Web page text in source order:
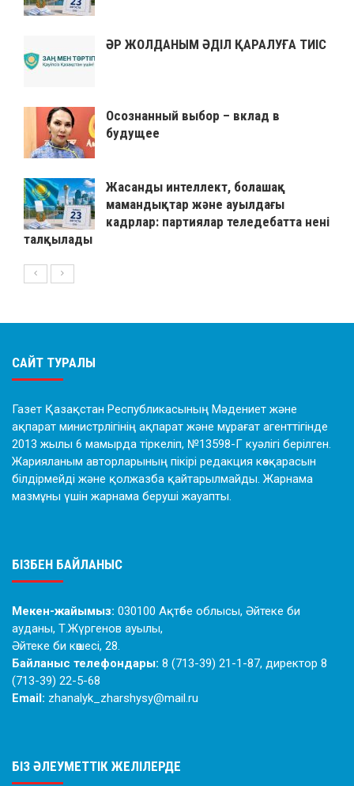
ӘР ЖОЛДАНЫМ ӘДІЛ ҚАРАЛУҒА ТИІС
Осознанный выбор – вклад в
будущее
Жасанды интеллект, болашақ
мамандықтар және ауылдағы
кадрлар: партиялар теледебатта нені
талқылады
САЙТ ТУРАЛЫ
Газет Қазақстан Республикасының Мәдениет және
ақпарат министрлігінің ақпарат және мұрағат агенттігінде
2013 жылы 6 мамырда тіркеліп, №13598-Г куәлігі берілген.
Жарияланым авторларының пікірі редакция көзқарасын
білдірмейді және қолжазба қайтарылмайды. Жарнама
мазмұны үшін жарнама беруші жауапты.
БІЗБЕН БАЙЛАНЫС
Мекен-жайымыз: 030100 Ақтөбе облысы, Әйтеке би
ауданы, Т.Жүргенов ауылы,
Әйтеке би көшесі, 28.
Байланыс телефондары: 8 (713-39) 21-1-87, директор 8
(713-39) 22-5-68
Email: zhanalyk_zharshysy@mail.ru
БІЗ ӘЛЕУМЕТТІК ЖЕЛІЛЕРДЕ